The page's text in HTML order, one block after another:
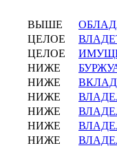
ВЫШЕ
ЦЕЛОЕ
ЦЕЛОЕ
НИЖЕ
НИЖЕ
НИЖЕ
НИЖЕ
НИЖЕ
НИЖЕ